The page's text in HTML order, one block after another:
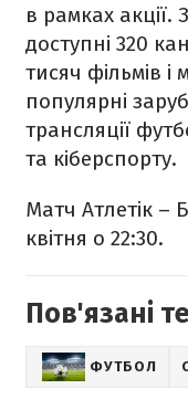
в рамках
доступні 320
тисяч фільмів і
популярні
трансляції
та кіберспорту.
Матч Атлетік –
квітня о 22:30.
Пов'язані
ФУТБОЛ